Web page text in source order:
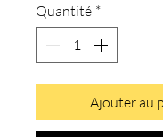
Quantité *
Ajouter au